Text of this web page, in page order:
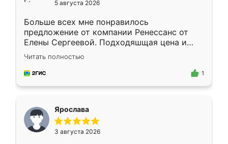
5 августа 2026
Больше всех мне понравилось
предложение от компании Ренессанс от
Елены Сергеевой. Подходяшщая цена и
короткие сроки изготовления. Приехавший
для замера сотрудник Владислав
предложил по моему эскизу самый
Читать полностью
1
Ярослава
3 августа 2026